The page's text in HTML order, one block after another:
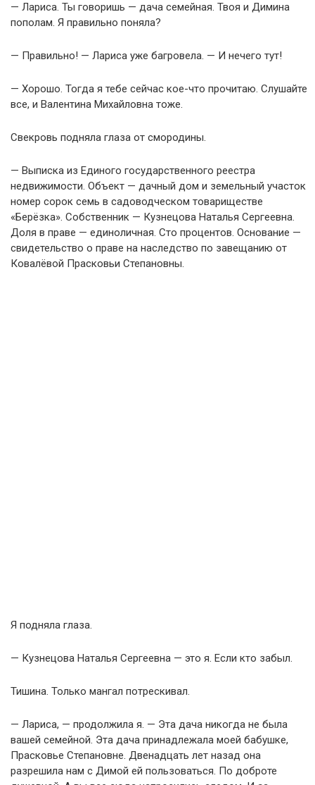
— Лариса. Ты говоришь — дача семейная. Твоя и Димина
пополам. Я правильно поняла?
— Правильно! — Лариса уже багровела. — И нечего тут!
— Хорошо. Тогда я тебе сейчас кое-что прочитаю. Слушайте
все, и Валентина Михайловна тоже.
Свекровь подняла глаза от смородины.
— Выписка из Единого государственного реестра
недвижимости. Объект — дачный дом и земельный участок
номер сорок семь в садоводческом товариществе
«Берёзка». Собственник — Кузнецова Наталья Сергеевна.
Доля в праве — единоличная. Сто процентов. Основание —
свидетельство о праве на наследство по завещанию от
Ковалёвой Прасковьи Степановны.
Я подняла глаза.
— Кузнецова Наталья Сергеевна — это я. Если кто забыл.
Тишина. Только мангал потрескивал.
— Лариса, — продолжила я. — Эта дача никогда не была
вашей семейной. Эта дача принадлежала моей бабушке,
Прасковье Степановне. Двенадцать лет назад она
разрешила нам с Димой ей пользоваться. По доброте